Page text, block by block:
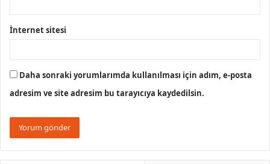
İnternet sitesi
Daha sonraki yorumlarımda kullanılması için adım, e-posta
adresim ve site adresim bu tarayıcıya kaydedilsin.